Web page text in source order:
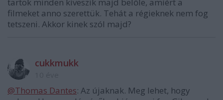
tartok minden kiveszik majd belőle, amiért a
filmeket anno szerettük. Tehát a régieknek nem fog
tetszeni. Akkor kinek szól majd?
cukkmukk
@Thomas Dantes: Az újaknak. Meg lehet, hogy